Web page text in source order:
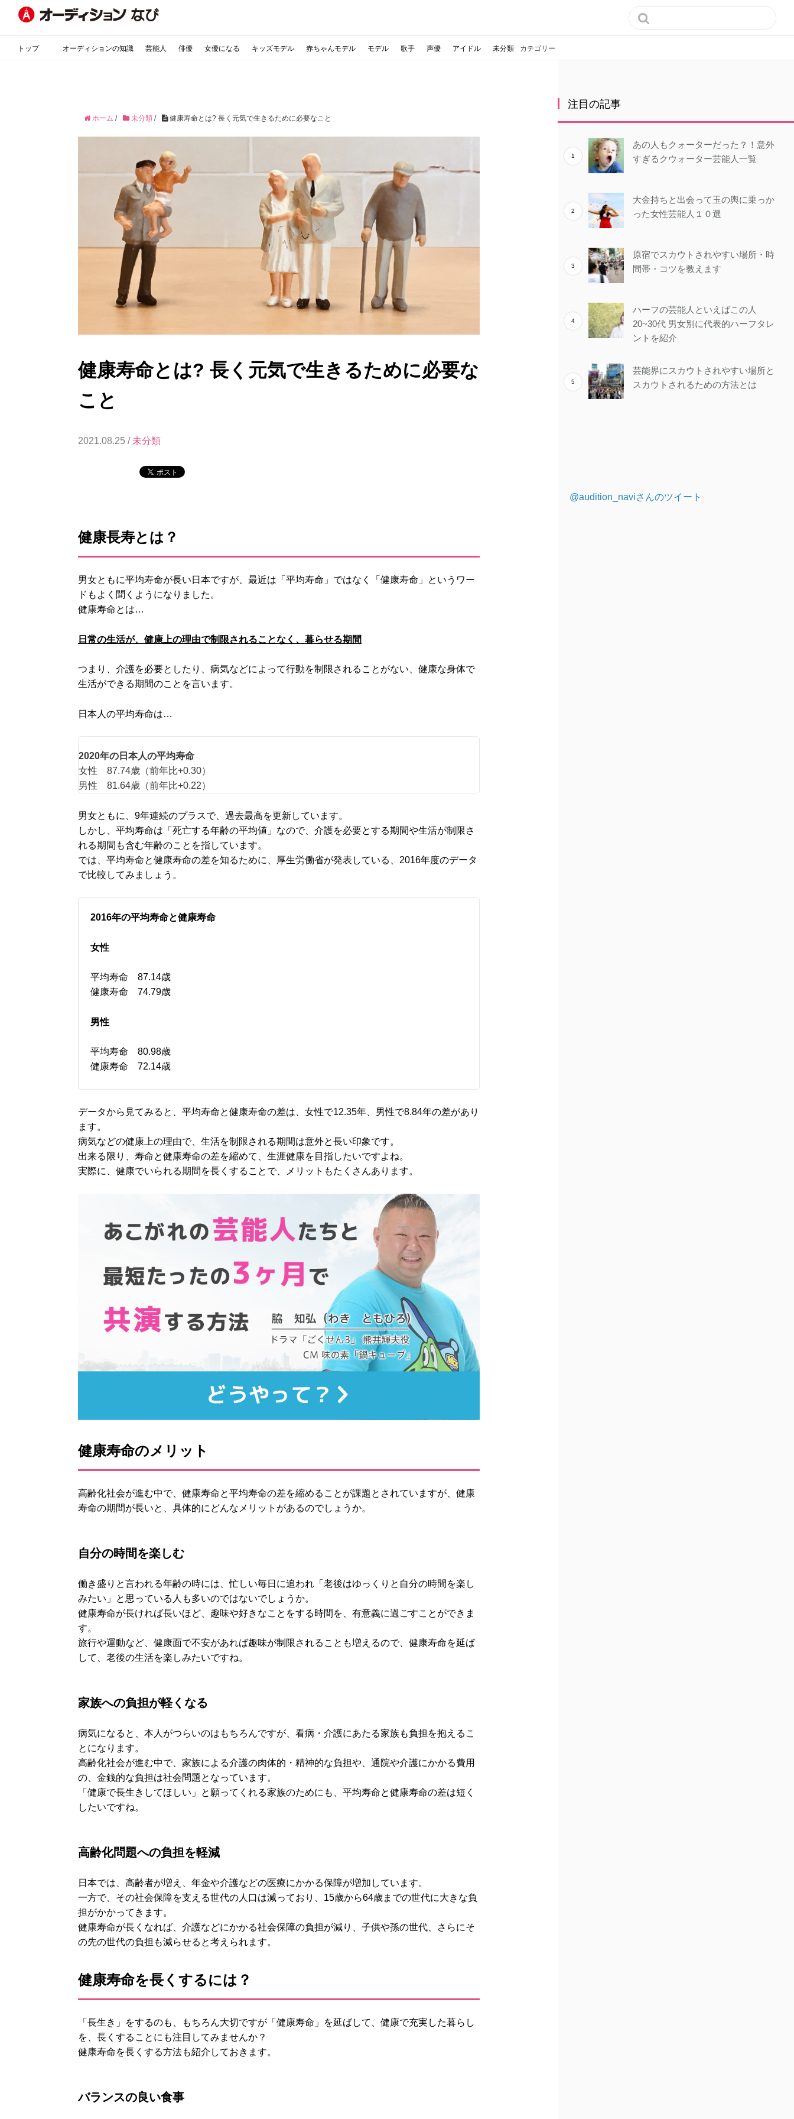

トップ カテゴリー
オーディションの知識 芸能人 俳優 女優になる キッズモデル 赤ちゃんモデル モデル 歌手 声優 アイドル 未分類
ホーム / 未分類 / 健康寿命とは? 長く元気で生きるために必要なこと
健康寿命とは? 長く元気で生きるために必要な
こと
2021.08.25 / 未分類
健康長寿とは？
男女ともに平均寿命が長い日本ですが、最近は「平均寿命」ではなく「健康寿命」というワー
ドもよく聞くようになりました。
健康寿命とは…
日常の生活が、健康上の理由で制限されることなく、暮らせる期間
つまり、介護を必要としたり、病気などによって行動を制限されることがない、健康な身体で
生活ができる期間のことを言います。
日本人の平均寿命は…
2020年の日本人の平均寿命
女性 87.74歳（前年比+0.30）
男性 81.64歳（前年比+0.22）
男女ともに、9年連続のプラスで、過去最高を更新しています。
しかし、平均寿命は「死亡する年齢の平均値」なので、介護を必要とする期間や生活が制限さ
れる期間も含む年齢のことを指しています。
では、平均寿命と健康寿命の差を知るために、厚生労働省が発表している、2016年度のデータ
で比較してみましょう。
2016年の平均寿命と健康寿命
女性
平均寿命 87.14歳
健康寿命 74.79歳
男性
平均寿命 80.98歳
健康寿命 72.14歳
データから見てみると、平均寿命と健康寿命の差は、女性で12.35年、男性で8.84年の差があり
ます。
病気などの健康上の理由で、生活を制限される期間は意外と長い印象です。
出来る限り、寿命と健康寿命の差を縮めて、生涯健康を目指したいですよね。
実際に、健康でいられる期間を長くすることで、メリットもたくさんあります。
健康寿命のメリット
高齢化社会が進む中で、健康寿命と平均寿命の差を縮めることが課題とされていますが、健康
寿命の期間が長いと、具体的にどんなメリットがあるのでしょうか。
自分の時間を楽しむ
働き盛りと言われる年齢の時には、忙しい毎日に追われ「老後はゆっくりと自分の時間を楽し
みたい」と思っている人も多いのではないでしょうか。
健康寿命が長ければ長いほど、趣味や好きなことをする時間を、有意義に過ごすことができま
す。
旅行や運動など、健康面で不安があれば趣味が制限されることも増えるので、健康寿命を延ば
して、老後の生活を楽しみたいですね。
家族への負担が軽くなる
病気になると、本人がつらいのはもちろんですが、看病・介護にあたる家族も負担を抱えるこ
とになります。
高齢化社会が進む中で、家族による介護の肉体的・精神的な負担や、通院や介護にかかる費用
の、金銭的な負担は社会問題となっています。
「健康で長生きしてほしい」と願ってくれる家族のためにも、平均寿命と健康寿命の差は短く
したいですね。
高齢化問題への負担を軽減
日本では、高齢者が増え、年金や介護などの医療にかかる保障が増加しています。
一方で、その社会保障を支える世代の人口は減っており、15歳から64歳までの世代に大きな負
担がかかってきます。
健康寿命が長くなれば、介護などにかかる社会保障の負担が減り、子供や孫の世代、さらにそ
の先の世代の負担も減らせると考えられます。
健康寿命を長くするには？
「長生き」をするのも、もちろん大切ですが「健康寿命」を延ばして、健康で充実した暮らし
を、長くすることにも注目してみませんか？
健康寿命を長くする方法も紹介しておきます。
バランスの良い食事
注目の記事
あの人もクォーターだった？！意外
すぎるクウォーター芸能人一覧
大金持ちと出会って玉の輿に乗っか
った女性芸能人１０選
原宿でスカウトされやすい場所・時
間帯・コツを教えます
ハーフの芸能人といえばこの人
20~30代 男女別に代表的ハーフタレ
ントを紹介
芸能界にスカウトされやすい場所と
スカウトされるための方法とは
@audition_naviさんのツイート